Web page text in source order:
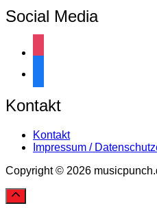
Social Media
Kontakt
Kontakt
Impressum /
Copyright © 2026